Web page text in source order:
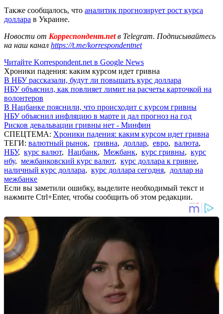
Также сообщалось, что аналитик прогнозирует рост курса
доллара в Украине.
Новости от Корреспондент.netв Telegram. Подписывайтесь
на наш канал https://t.me/korrespondentnet
Читайте Korrespondent.net в Google News
Хроники падения: каким курсом идет гривна
В НБУ рассказали, будут ли повышать курс доллара
НБУ объяснил, как повлияет лимит на расчеты карточкой на
волонтеров
В Нацбанке пояснили, что происходит с курсом гривны
НБУ объяснил инфляцию в марте и дал прогноз на год
Рисков девальвации гривны нет - Минфин
СПЕЦТЕМА: Хроники падения: каким курсом идет гривна
ТЕГИ: валютный рынок, гривна, доллар, евро, валюта,
НБУ, курс валют, Нацбанк, Межбанк, курс гривны, курс
нбу, межбанковский курс валют, курс доллара к гривне,
наличный курс доллара, курс доллара сегодня, доллар на
межбанке
Если вы заметили ошибку, выделите необходимый текст и
нажмите Ctrl+Enter, чтобы сообщить об этом редакции.